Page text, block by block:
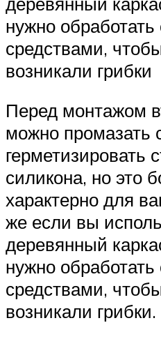
нужно
средствами,
возникали грибки
Перед монтажом
можно промазать
герметизировать
силикона, но это
характерно для
же если вы
деревянный
нужно
средствами,
возникали грибки.